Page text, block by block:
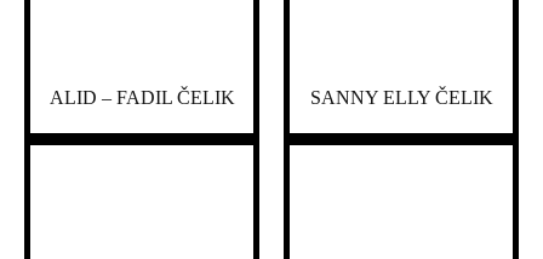
ALID – FADIL ČELIK SANNY ELLY ČELIK